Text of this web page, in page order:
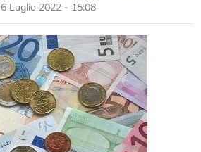
6 Luglio 2022 - 15:08